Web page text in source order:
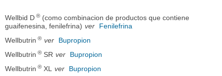
Wellbid D ® (como combinacion de productos que contiene
guaifenesina, fenilefrina) ver
Fenilefrina
Wellbutrin ® ver
Bupropion
Wellbutrin ® SR ver
Bupropion
Wellbutrin ® XL ver
Bupropion